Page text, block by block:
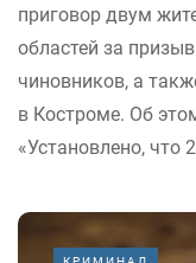
приговор двум
областей за
чиновников, а
в Костроме. Об
«Установлено, что